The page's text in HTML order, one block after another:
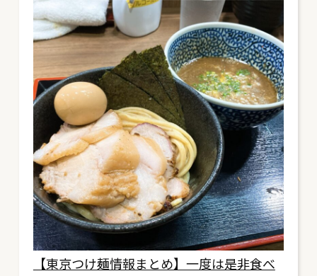
【東京つけ麺情報まとめ】一度は是非食べ